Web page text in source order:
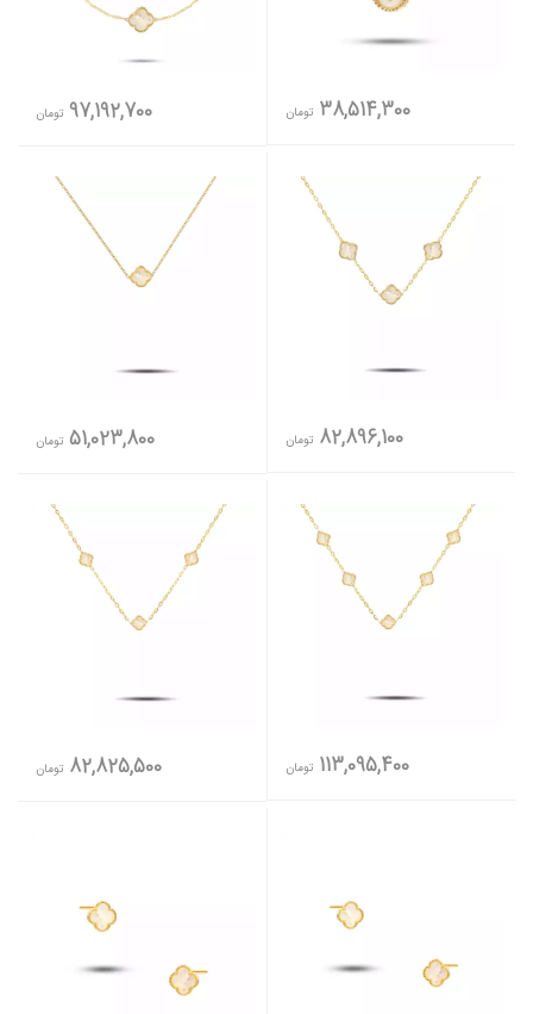
38,514,300 تومان 97,192,700 تومان
82,896,100 تومان 51,023,800 تومان
113,095,400 تومان 82,825,500 تومان